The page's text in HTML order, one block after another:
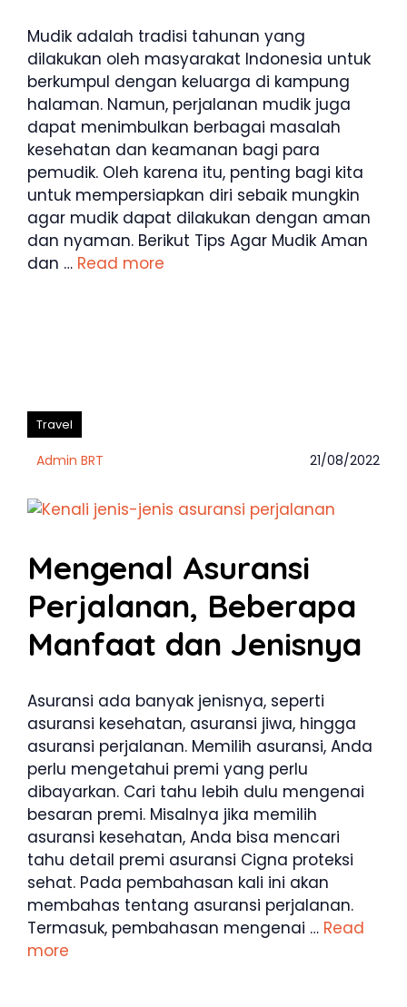
Mudik adalah tradisi tahunan yang
dilakukan oleh masyarakat Indonesia untuk
berkumpul dengan keluarga di kampung
halaman. Namun, perjalanan mudik juga
dapat menimbulkan berbagai masalah
kesehatan dan keamanan bagi para
pemudik. Oleh karena itu, penting bagi kita
untuk mempersiapkan diri sebaik mungkin
agar mudik dapat dilakukan dengan aman
dan nyaman. Berikut Tips Agar Mudik Aman
dan … Read more
Travel
Admin BRT 21/08/2022
Mengenal Asuransi
Perjalanan, Beberapa
Manfaat dan Jenisnya
Asuransi ada banyak jenisnya, seperti
asuransi kesehatan, asuransi jiwa, hingga
asuransi perjalanan. Memilih asuransi, Anda
perlu mengetahui premi yang perlu
dibayarkan. Cari tahu lebih dulu mengenai
besaran premi. Misalnya jika memilih
asuransi kesehatan, Anda bisa mencari
tahu detail premi asuransi Cigna proteksi
sehat. Pada pembahasan kali ini akan
membahas tentang asuransi perjalanan.
Termasuk, pembahasan mengenai … Read
more